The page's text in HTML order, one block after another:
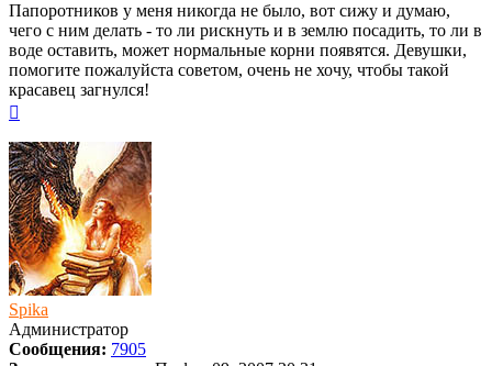
Папоротников у меня никогда не было, вот сижу и думаю,
чего с ним делать - то ли рискнуть и в землю посадить, то ли в
воде оставить, может нормальные корни появятся. Девушки,
помогите пожалуйста советом, очень не хочу, чтобы такой
красавец загнулся!
началу
Spika
Администратор
Сообщения: 7905